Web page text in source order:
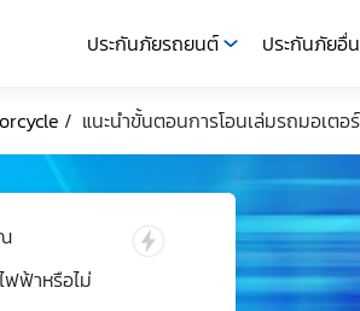
ประกันภัยรถยนต์ ประกันภัยอื่
/ แนะนำขั้นตอนการโอนเล่มรถมอเตอ
ฟ้าหรือไม่